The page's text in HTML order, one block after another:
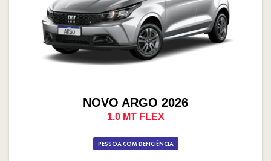
NOVO ARGO 2026
1.0 MT FLEX
PESSOA COM DEFICIÊNCIA